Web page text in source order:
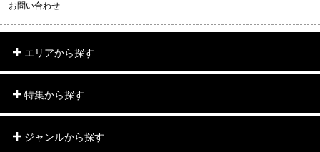
お問い合わせ
エリアから探す
特集から探す
ジャンルから探す